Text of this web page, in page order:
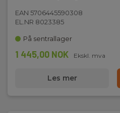
EAN 5706445590308
EL.NR 8023385
På sentrallager
1 445,00 NOK Ekskl. mva
Les mer